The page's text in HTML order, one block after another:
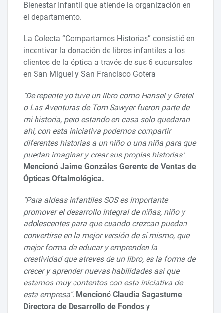
Bienestar Infantil que atiende la organización en
el departamento.
La Colecta “Compartamos Historias” consistió en
incentivar la donación de libros infantiles a los
clientes de la óptica a través de sus 6 sucursales
en San Miguel y San Francisco Gotera
"De repente yo tuve un libro como Hansel y Gretel
o Las Aventuras de Tom Sawyer fueron parte de
mi historia, pero estando en casa solo quedaran
ahí, con esta iniciativa podemos compartir
diferentes historias a un niño o una niña para que
puedan imaginar y crear sus propias historias".
Mencionó Jaime Gonzáles Gerente de Ventas de
Ópticas Oftalmológica.
"Para aldeas infantiles SOS es importante
promover el desarrollo integral de niñas, niño y
adolescentes para que cuando crezcan puedan
convertirse en la mejor versión de sí mismo, que
mejor forma de educar y emprenden la
creatividad que atreves de un libro, es la forma de
crecer y aprender nuevas habilidades así que
estamos muy contentos con esta iniciativa de
esta empresa". Mencionó Claudia Sagastume
Directora de Desarrollo de Fondos y